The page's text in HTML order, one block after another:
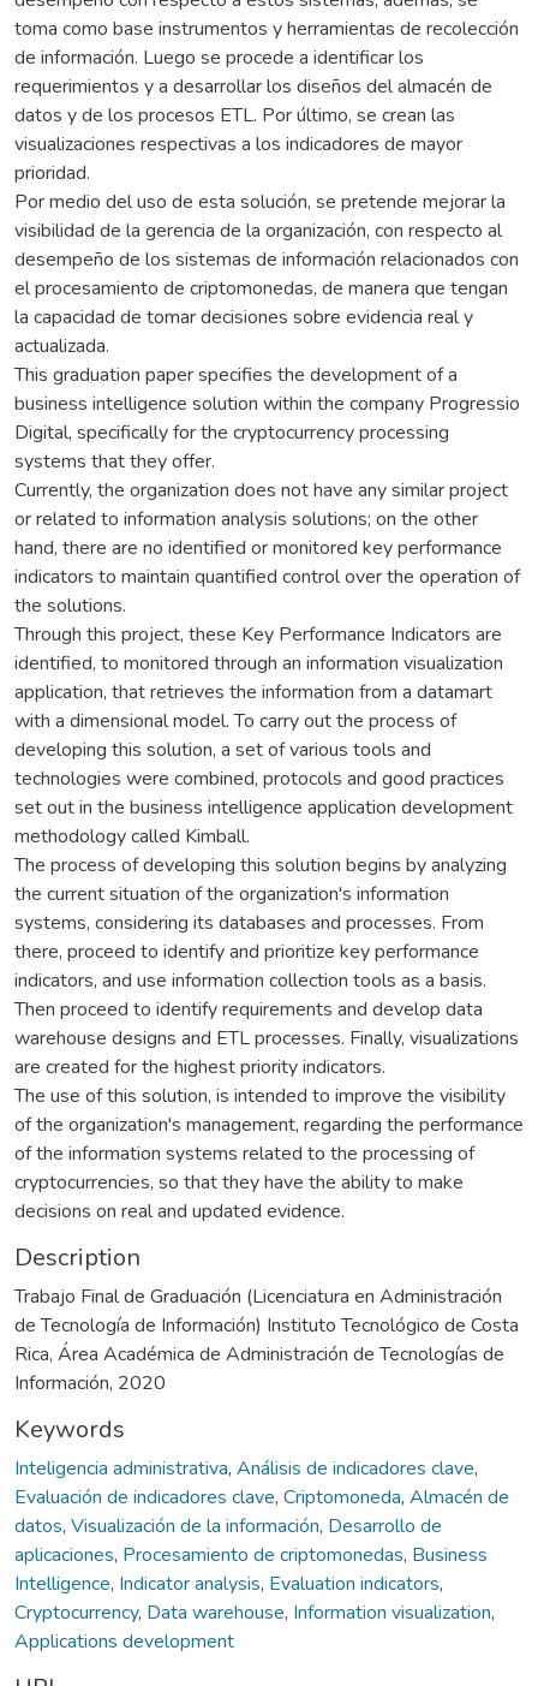
toma como base instrumentos y herramientas de recolección
de información. Luego se procede a identificar los
requerimientos y a desarrollar los diseños del almacén de
datos y de los procesos ETL. Por último, se crean las
visualizaciones respectivas a los indicadores de mayor
prioridad.
Por medio del uso de esta solución, se pretende mejorar la
visibilidad de la gerencia de la organización, con respecto al
desempeño de los sistemas de información relacionados con
el procesamiento de criptomonedas, de manera que tengan
la capacidad de tomar decisiones sobre evidencia real y
actualizada.
This graduation paper specifies the development of a
business intelligence solution within the company Progressio
Digital, specifically for the cryptocurrency processing
systems that they offer.
Currently, the organization does not have any similar project
or related to information analysis solutions; on the other
hand, there are no identified or monitored key performance
indicators to maintain quantified control over the operation of
the solutions.
Through this project, these Key Performance Indicators are
identified, to monitored through an information visualization
application, that retrieves the information from a datamart
with a dimensional model. To carry out the process of
developing this solution, a set of various tools and
technologies were combined, protocols and good practices
set out in the business intelligence application development
methodology called Kimball.
The process of developing this solution begins by analyzing
the current situation of the organization's information
systems, considering its databases and processes. From
there, proceed to identify and prioritize key performance
indicators, and use information collection tools as a basis.
Then proceed to identify requirements and develop data
warehouse designs and ETL processes. Finally, visualizations
are created for the highest priority indicators.
The use of this solution, is intended to improve the visibility
of the organization's management, regarding the performance
of the information systems related to the processing of
cryptocurrencies, so that they have the ability to make
decisions on real and updated evidence.
Description
Trabajo Final de Graduación (Licenciatura en Administración
de Tecnología de Información) Instituto Tecnológico de Costa
Rica, Área Académica de Administración de Tecnologías de
Información, 2020
Keywords
Inteligencia administrativa, Análisis de indicadores clave,
Evaluación de indicadores clave, Criptomoneda, Almacén de
datos, Visualización de la información, Desarrollo de
aplicaciones, Procesamiento de criptomonedas, Business
Intelligence, Indicator analysis, Evaluation indicators,
Cryptocurrency, Data warehouse, Information visualization,
Applications development